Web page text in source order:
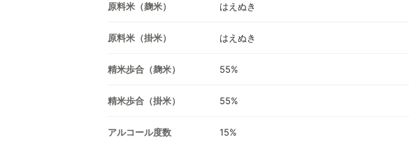
原料米（麹米） はえぬき
原料米（掛米） はえぬき
精米歩合（麹米） 55%
精米歩合（掛米） 55%
アルコール度数 15%